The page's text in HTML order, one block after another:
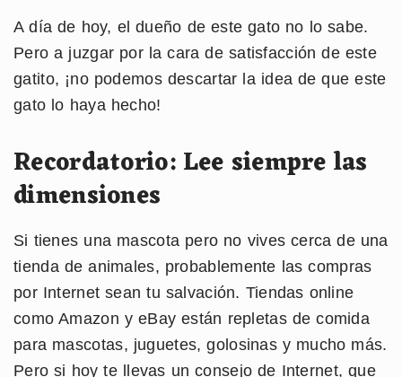
A día de hoy, el dueño de este gato no lo sabe.
Pero a juzgar por la cara de satisfacción de este
gatito, ¡no podemos descartar la idea de que este
gato lo haya hecho!
Recordatorio: Lee siempre las
dimensiones
Si tienes una mascota pero no vives cerca de una
tienda de animales, probablemente las compras
por Internet sean tu salvación. Tiendas online
como Amazon y eBay están repletas de comida
para mascotas, juguetes, golosinas y mucho más.
Pero si hoy te llevas un consejo de Internet, que